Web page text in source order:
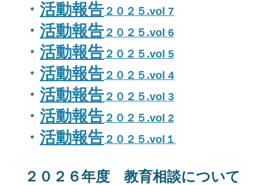
・ 活動報告 ２０２５.vol 7
・ 活動報告 ２０２５.vol 6
・ 活動報告 ２０２５.vol 5
・ 活動報告 ２０２５.vol 4
・ 活動報告 ２０２５.vol 3
・ 活動報告 ２０２５.vol 2
・ 活動報告 ２０２５.vol１
２０２６年度 教育相談について